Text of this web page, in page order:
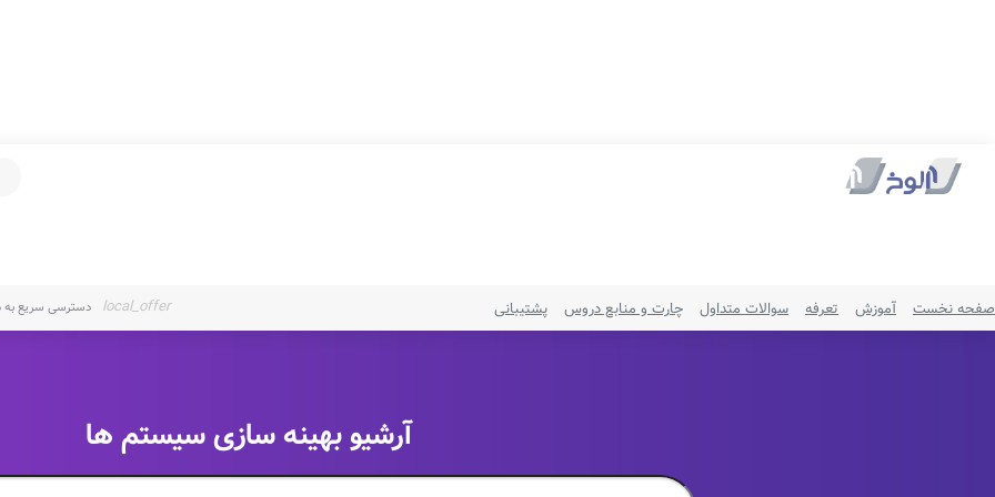
صفحه نخست آموزش تعرفه سوالات متداول چارت و منابع دروس پشتیبانی local_offer دسترسی سریع به
آرشیوبهینه سازی سیستم ها